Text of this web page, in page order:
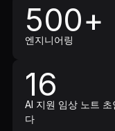
500+
엔지니어링
16
AI 지원 임상 노트
다